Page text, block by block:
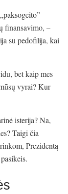
finansavimo, –
su pedofilija, kai
bet kaip mes
vyrai? Kur
isterija? Na,
Taigi čia
Prezidentą